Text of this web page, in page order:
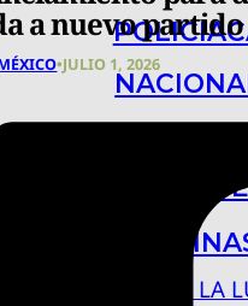
CIENCIA Y
BAJO LA
a nuevo
•JULIO 1, 2026